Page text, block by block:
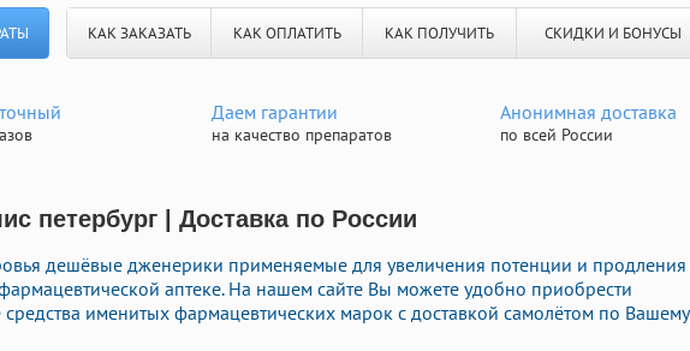
КАК ЗАКАЗАТЬ КАК ОПЛАТИТЬ КАК ПОЛУЧИТЬ СКИДКИ И БОНУСЫ
Даем гарантии
на качество препаратов
Анонимная доставка
по всей России
петербург | Доставка по России
дешёвые дженерики применяемые для увеличения потенции и продления
аптеке. На нашем сайте Вы можете удобно приобрести
именитых фармацевтических марок с доставкой самолётом по Вашему